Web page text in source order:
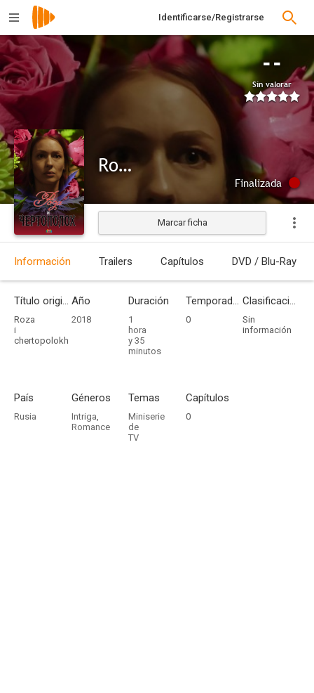
Identificarse/Registrarse
--
Sin valorar
Rosa y cardo
Finalizada
Marcar ficha
Información Trailers Capítulos DVD / Blu-Ray
Título original
Roza
i
chertopolokh
Año
2018
Duración
1
hora
y 35
minutos
Temporadas
0
Clasificación por edades
Sin
información
País
Rusia
Géneros
Intriga,
Romance
Temas
Miniserie
de
TV
Capítulos
0